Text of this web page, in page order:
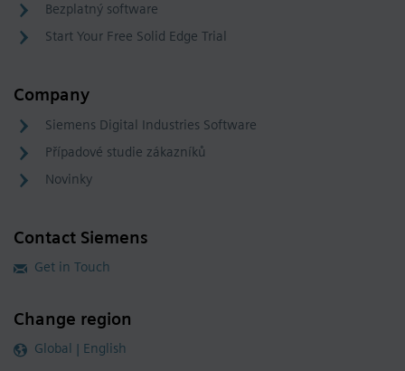
Bezplatný software
Start Your Free Solid Edge Trial
Company
Siemens Digital Industries Software
Případové studie zákazníků
Novinky
Contact Siemens
Get in Touch
Change region
Global | English